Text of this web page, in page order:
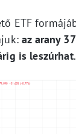
ETF
az arany
is leszúrhat.